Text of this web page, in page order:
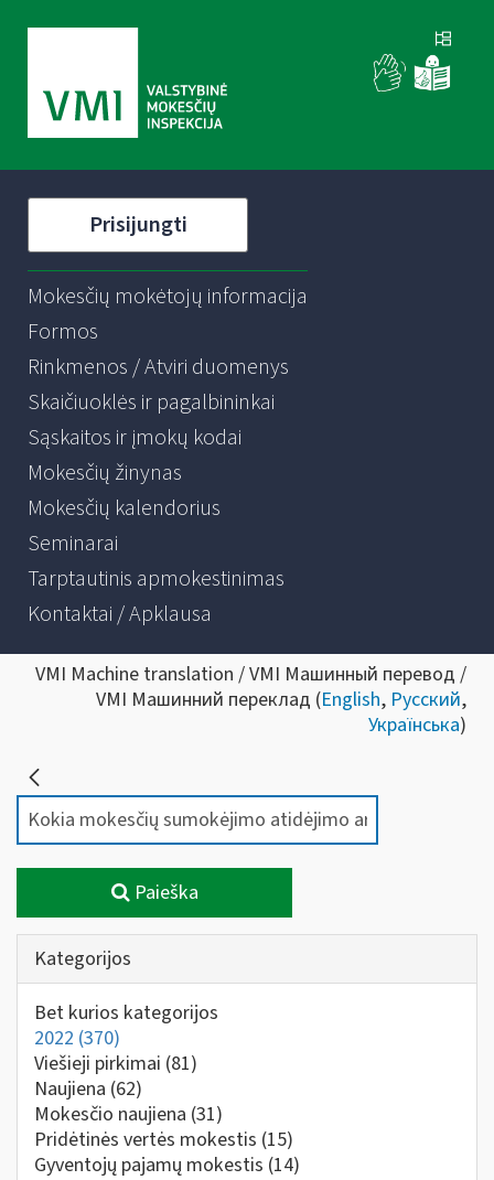
Prisijungti
Mokesčių mokėtojų informacija
Formos
Rinkmenos / Atviri duomenys
Skaičiuoklės ir pagalbininkai
Sąskaitos ir įmokų kodai
Mokesčių žinynas
Mokesčių kalendorius
Seminarai
Tarptautinis apmokestinimas
Kontaktai / Apklausa
VMI Machine translation / VMI Машинный перевод /
VMI Машинний переклад (English, Русский,
Українська)
Paieška
Kategorijos
Bet kurios kategorijos
2022 (370)
Viešieji pirkimai (81)
Naujiena (62)
Mokesčio naujiena (31)
Pridėtinės vertės mokestis (15)
Gyventojų pajamų mokestis (14)